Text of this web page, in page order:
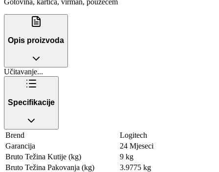
Opis proizvoda
Učitavanje...
Specifikacije
Brend
Logitech
Garancija
24 Mjeseci
Bruto Težina Kutije (kg)
9 kg
Bruto Težina Pakovanja (kg)
3.9775 kg